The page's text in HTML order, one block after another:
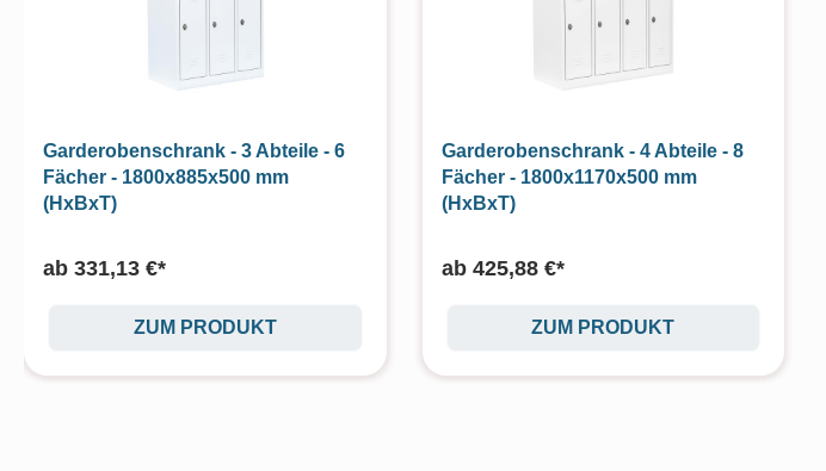
Garderobenschrank - 3 Abteile - 6
Fächer - 1800x885x500 mm
(HxBxT)
ab 331,13 €*
ZUM PRODUKT
Garderobenschrank - 4 Abteile - 8
Fächer - 1800x1170x500 mm
(HxBxT)
ab 425,88 €*
ZUM PRODUKT